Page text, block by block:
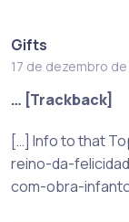
Gifts
17 de dezembro
… [Trackback]
[…] Info to that
reino-da-
com-obra-